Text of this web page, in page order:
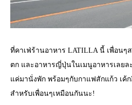
ที่คาเฟ่ร้านอาหาร LATILLA นี้ เพื่อนๆ
ตก และอาหารญี่ปุ่นในเมนูอาหารเลยล
แค่มานั่งพัก พร้อมๆกับกาแฟสักแก้ว เค้
สำหรับเพื่อนๆเหมือนกันนะ!